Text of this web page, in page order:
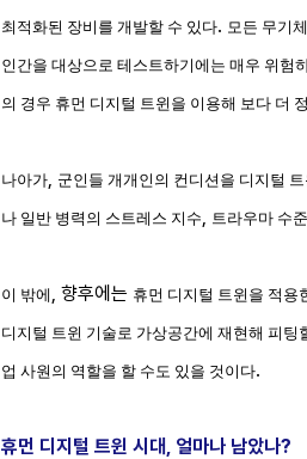
최적화된 장비를 개발할 수 있다. 모든 무기
인간을 대상으로 테스트하기에는 매우 위험
의 경우 휴먼 디지털 트윈을 이용해 보다 더
나아가, 군인들 개개인의 컨디션을 디지털
나 일반 병력의 스트레스 지수, 트라우마 수
이 밖에 , 향후에는 휴먼 디지털 트윈을 적용
디지털 트윈 기술로 가상공간에 재현해 피팅
업 사원의 역할을 할 수도 있을 것이다.
휴먼 디지털 트윈 시대, 얼마나 남았나?